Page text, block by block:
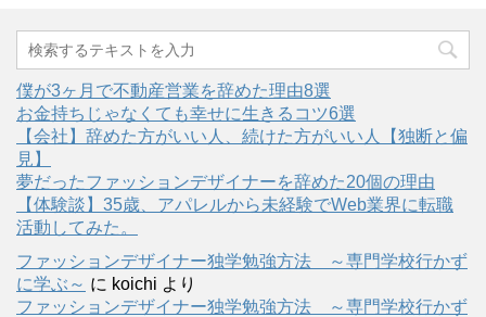
僕が3ヶ月で不動産営業を辞めた理由8選
お金持ちじゃなくても幸せに生きるコツ6選
【会社】辞めた方がいい人、続けた方がいい人【独断と偏
見】
夢だったファッションデザイナーを辞めた20個の理由
【体験談】35歳、アパレルから未経験でWeb業界に転職
活動してみた。
ファッションデザイナー独学勉強方法 ～専門学校行かず
に学ぶ～ に koichi より
ファッションデザイナー独学勉強方法 ～専門学校行かず